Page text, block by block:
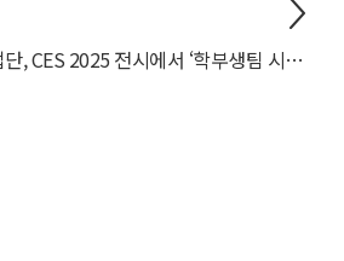
차세대통신 혁신융합대학사업단, CES 2025 전시에서 ‘학부생팀 시작품’ 선보여